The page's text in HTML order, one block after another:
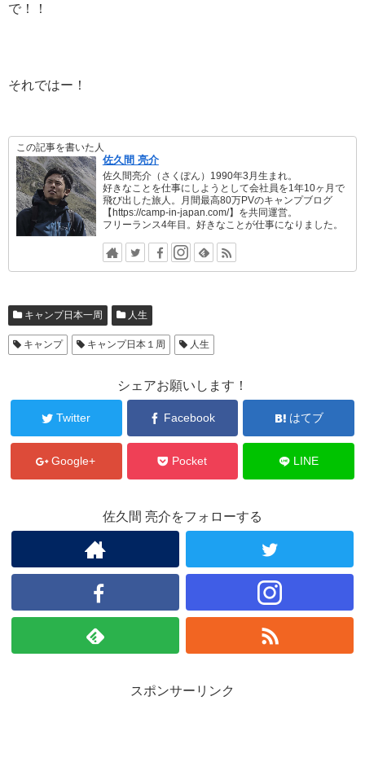
で！！
それではー！
この記事を書いた人
佐久間 亮介
佐久間亮介（さくぽん）1990年3月生まれ。
好きなことを仕事にしようとして会社員を1年10ヶ月で
飛び出した旅人。月間最高80万PVのキャンプブログ
【https://camp-in-japan.com/】を共同運営。
フリーランス4年目。好きなことが仕事になりました。
キャンプ日本一周 人生
キャンプ キャンプ日本１周 人生
シェアお願いします！
Twitter Facebook はてブ
Google+ Pocket LINE
佐久間 亮介をフォローする
スポンサーリンク